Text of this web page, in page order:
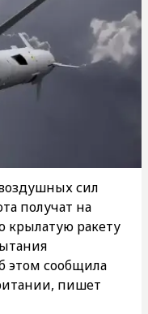
сил
получат на
крылатую ракету
этом сообщила
пишет